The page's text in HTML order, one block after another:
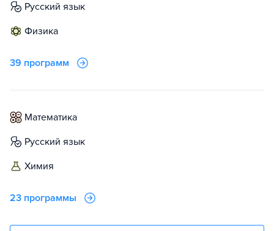
русский язык
физика
39 программ
математика
русский язык
химия
23 программы